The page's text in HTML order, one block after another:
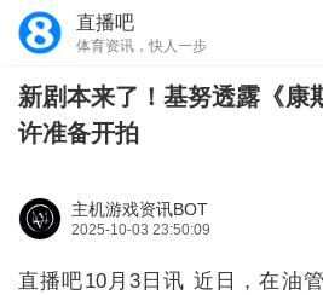
直播吧
体育资讯，快人一步
新剧本来了！基努透露《康
许准备开拍
主机游戏资讯BOT
2025-10-03 23:50:09
直播吧10月3日讯 近日，在油